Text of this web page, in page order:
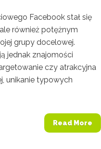
Facebook stał się
również potężnym
grupy docelowej.
jednak znajomości
czy atrakcyjna
unikanie typowych
Read More